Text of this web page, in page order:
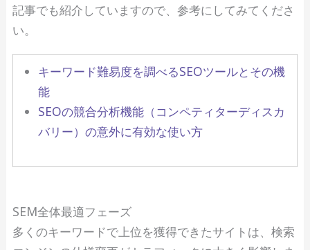
記事でも紹介していますので、参考にしてみてくださ
い。
キーワード難易度を調べるSEOツールとその機
能
SEOの競合分析機能（コンペティターディスカ
バリー）の意外に有効な使い方
SEM全体最適フェーズ
多くのキーワードで上位を獲得できたサイトは、検索